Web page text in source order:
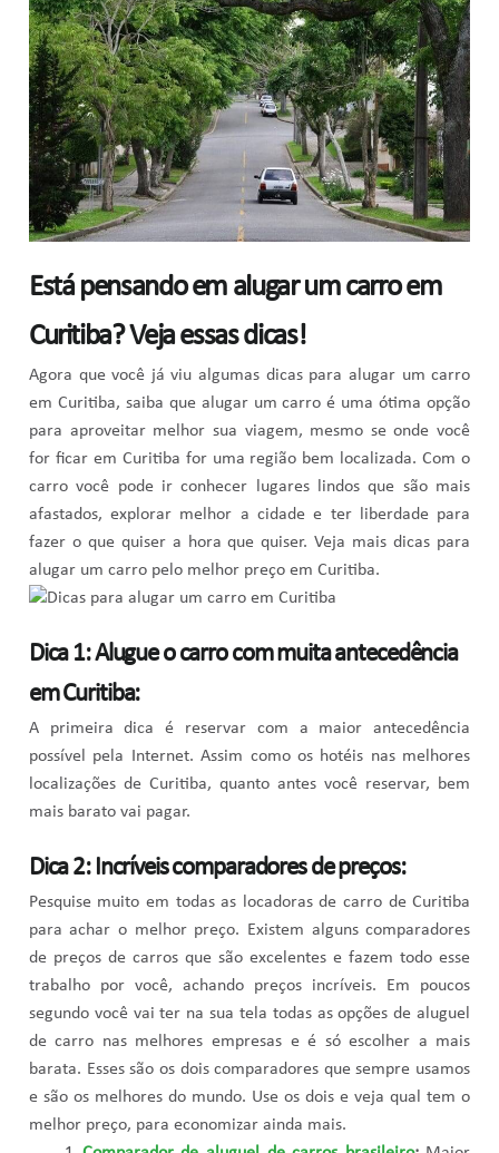
Está pensando em alugar um carro em
Curitiba? Veja essas dicas!
Agora que você já viu algumas dicas para alugar um carro
em Curitiba, saiba que alugar um carro é uma ótima opção
para aproveitar melhor sua viagem, mesmo se onde você
for ficar em Curitiba for uma região bem localizada. Com o
carro você pode ir conhecer lugares lindos que são mais
afastados, explorar melhor a cidade e ter liberdade para
fazer o que quiser a hora que quiser. Veja mais dicas para
alugar um carro pelo melhor preço em Curitiba.
Dica 1: Alugue o carro com muita antecedência
em Curitiba:
A primeira dica é reservar com a maior antecedência
possível pela Internet. Assim como os hotéis nas melhores
localizações de Curitiba, quanto antes você reservar, bem
mais barato vai pagar.
Dica 2: Incríveis comparadores de preços:
Pesquise muito em todas as locadoras de carro de Curitiba
para achar o melhor preço. Existem alguns comparadores
de preços de carros que são excelentes e fazem todo esse
trabalho por você, achando preços incríveis. Em poucos
segundo você vai ter na sua tela todas as opções de aluguel
de carro nas melhores empresas e é só escolher a mais
barata. Esses são os dois comparadores que sempre usamos
e são os melhores do mundo. Use os dois e veja qual tem o
melhor preço, para economizar ainda mais.